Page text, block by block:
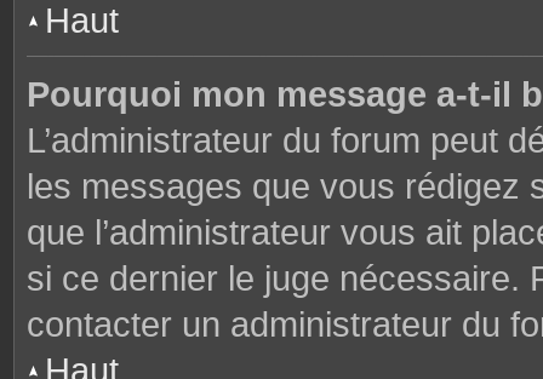
Haut
Pourquoi mon message a-t-il
L’administrateur du forum peut
les messages que vous rédigez
que l’administrateur vous ait
si ce dernier le juge nécessaire.
contacter un administrateur du
Haut